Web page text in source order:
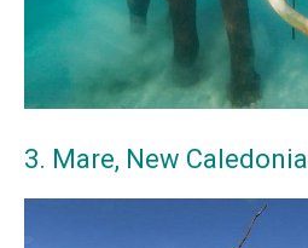
3. Mare, New Caledonia